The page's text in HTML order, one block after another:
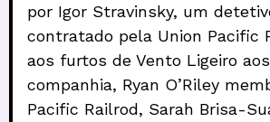
por Igor Stravinsky, um
contratado pela Union Pacific
aos furtos de Vento Ligeiro
companhia, Ryan O’Riley
Pacific Railrod, Sarah Brisa-